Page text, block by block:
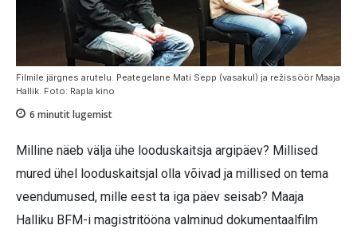
Filmile järgnes arutelu. Peategelane Mati Sepp (vasakul) ja režissöör Maaja
Hallik. Foto: Rapla kino
6 minutit lugemist
Milline näeb välja ühe looduskaitsja argipäev? Millised
mured ühel looduskaitsjal olla võivad ja millised on tema
veendumused, mille eest ta iga päev seisab? Maaja
Halliku BFM-i magistritööna valminud dokumentaalfilm